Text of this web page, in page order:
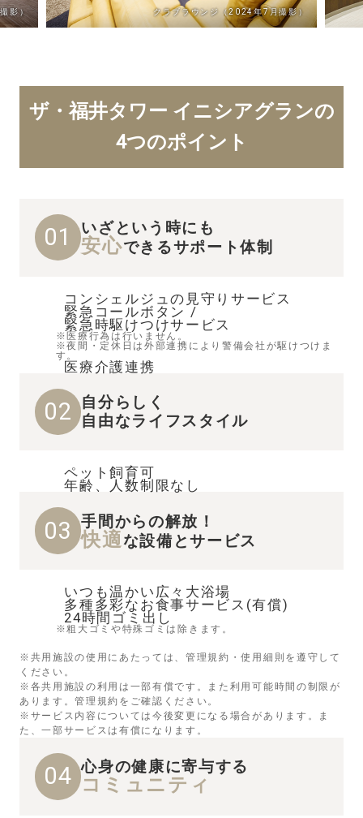
影） クラブラウンジ（2024年7月撮影）
ザ・福井タワー イニシアグランの
4つのポイント
01 いざという時にも
安心できるサポート体制
コンシェルジュの見守りサービス
緊急コールボタン /
緊急時駆けつけサービス
※医療行為は行いません。
※夜間・定休日は外部連携により警備会社が駆けつけま
す。
医療介護連携
02
自分らしく
自由なライフスタイル
ペット飼育可
年齢、人数制限なし
03 手間からの解放！
快適な設備とサービス
いつも温かい広々大浴場
多種多彩なお食事サービス(有償)
24時間ゴミ出し
※粗大ゴミや特殊ゴミは除きます。
※共用施設の使用にあたっては、管理規約・使用細則を遵守して
ください。
※各共用施設の利用は一部有償です。また利用可能時間の制限が
あります。管理規約をご確認ください。
※サービス内容については今後変更になる場合があります。ま
た、一部サービスは有償になります。
04 心身の健康に寄与する
コミュニティ